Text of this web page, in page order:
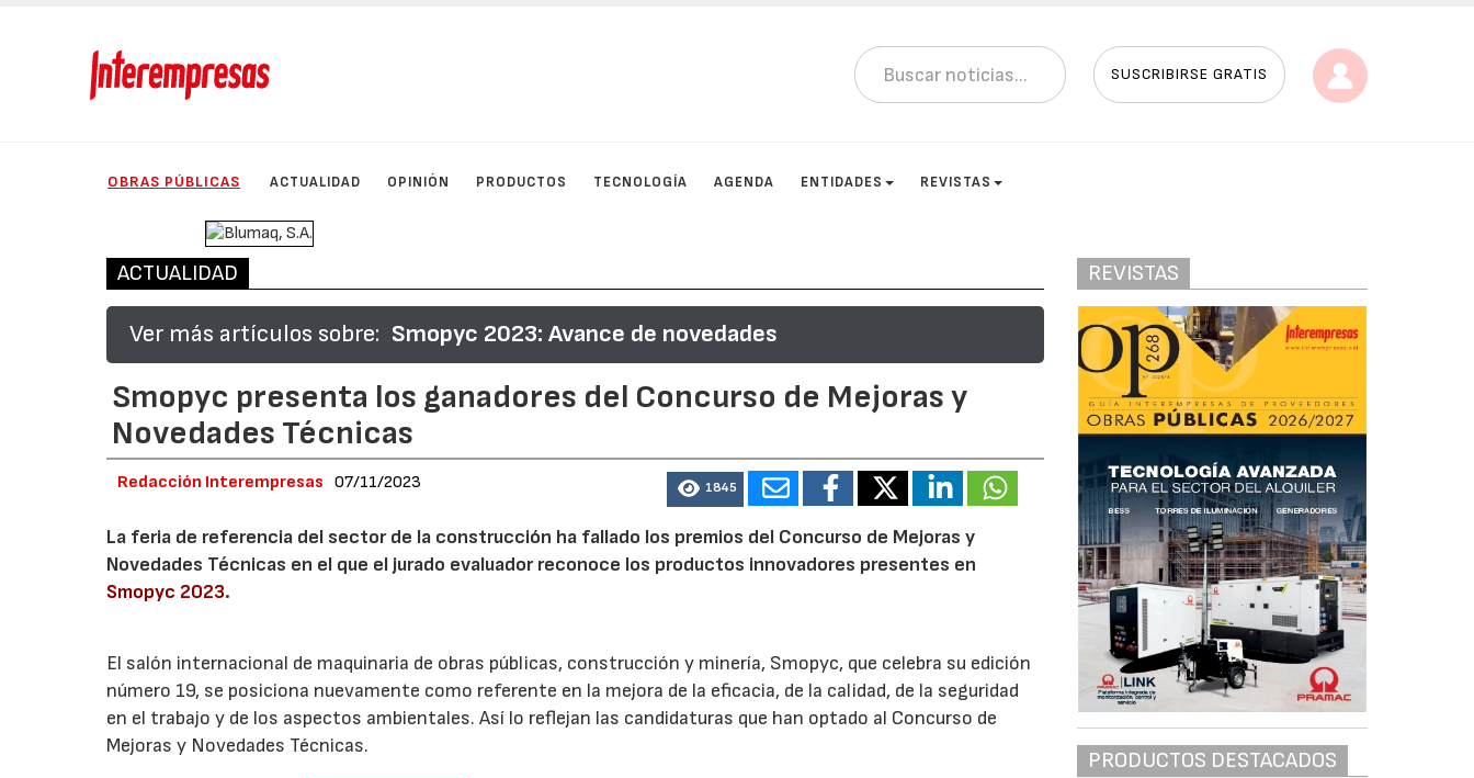
SUSCRIBIRSE GRATIS
OBRAS PÚBLICAS ACTUALIDAD OPINIÓN PRODUCTOS TECNOLOGÍA AGENDA ENTIDADES REVISTAS
ACTUALIDAD
Ver más artículos sobre: Smopyc 2023: Avance de novedades
Smopyc presenta los ganadores del Concurso de Mejoras y
Novedades Técnicas
Redacción Interempresas 07/11/2023 1845
La feria de referencia del sector de la construcción ha fallado los premios del Concurso de Mejoras y
Novedades Técnicas en el que el jurado evaluador reconoce los productos innovadores presentes en
Smopyc 2023.
El salón internacional de maquinaria de obras públicas, construcción y minería, Smopyc, que celebra su edición
número 19, se posiciona nuevamente como referente en la mejora de la eficacia, de la calidad, de la seguridad
en el trabajo y de los aspectos ambientales. Así lo reflejan las candidaturas que han optado al Concurso de
Mejoras y Novedades Técnicas.
REVISTAS
PRODUCTOS DESTACADOS